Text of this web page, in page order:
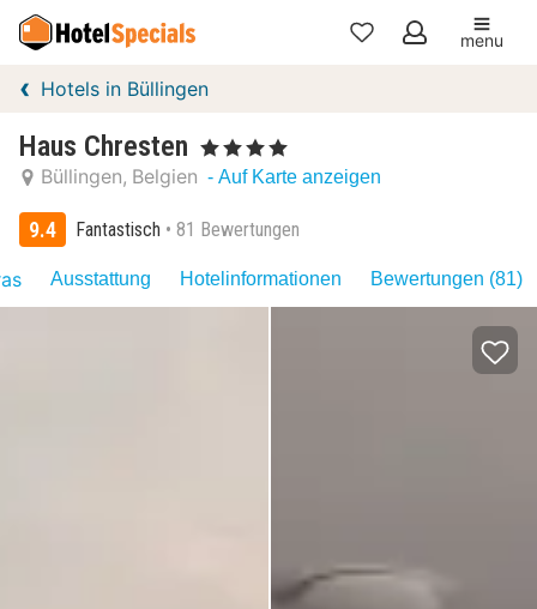
Meine
menu
Hotels in Büllingen
Haus Chresten , 4 Sterne
Büllingen Belgien - Auf Karte anzeigen
9.4 Fantastisch 81 Bewertungen
Ausstattung Hotelinformationen Bewertungen (81)